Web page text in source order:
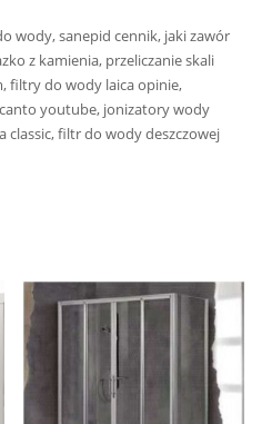
wody, sanepid cennik, jaki zawór
z kamienia, przeliczanie skali
filtry do wody laica opinie,
youtube, jonizatory wody
filtr do wody deszczowej